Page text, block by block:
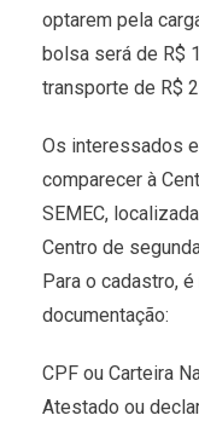
optarem pela
bolsa será de R$
transporte de R$
Os interessados
comparecer à
SEMEC,
Centro de
Para o cadastro,
documentação:
CPF ou Carteira
Atestado ou